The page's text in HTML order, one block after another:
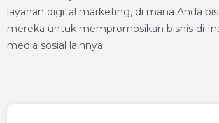
layanan digital marketing, di mana Anda
mereka untuk mempromosikan bisnis di
media sosial lainnya.